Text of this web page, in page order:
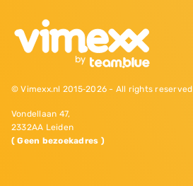
© Vimexx.nl 2015‐2026 - All rights reserved
Vondellaan 47,
2332AA Leiden
( Geen bezoekadres )